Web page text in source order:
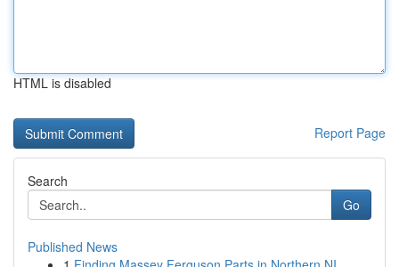
HTML is disabled
Report Page
Search
Go
Published News